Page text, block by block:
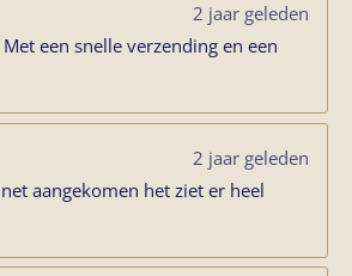
2 jaar geleden
een snelle verzending en een
2 jaar geleden
aangekomen het ziet er heel